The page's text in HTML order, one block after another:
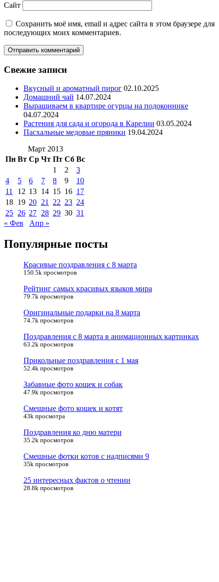
Сайт
Сохранить моё имя, email и адрес сайта в этом браузере для
последующих моих комментариев.
Свежие записи
Вкусный и ароматный пирог 02.10.2025
Домашний чай 14.07.2024
Выращиваем в квартире огурцы на подоконнике
04.07.2024
Растения для сада и огорода в Карелии 03.05.2024
Пасхальные медовые пряники 19.04.2024
Март 2013
Пн Вт Ср Чт Пт Сб Вс
1
2
3
4
5 6 7 8 9
10
11
12 13 14 15 16 17
18 19 20 21 22 23 24
25 26 27 28 29 30 31
« Фев
Апр »
Популярные посты
Красивые поздравления с 8 марта
150.5k просмотров
Рейтинг самых красивых языков мира
79.7k просмотров
Оригинальные подарки на 8 марта
74.7k просмотров
Поздравления с 8 марта в анимационных картинках
63.2k просмотров
Прикольные поздравления с 1 мая
52.4k просмотров
Забавные фото кошек и собак
47.9k просмотров
Смешные фото кошек и котят
43k просмотра
Поздравления ко дню матери
35.2k просмотров
Смешные фотки котов с надписями 9
35k просмотров
25 интересных фактов о чтении
28.8k просмотров